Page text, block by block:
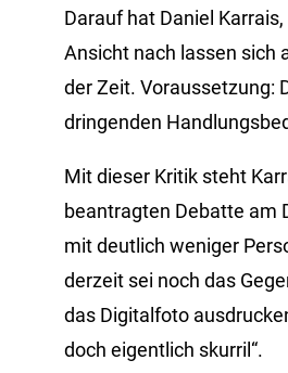
Darauf hat Daniel
Ansicht nach lassen sich
der Zeit. Voraussetzung:
dringenden
Mit dieser Kritik steht
beantragten Debatte am
mit deutlich weniger
derzeit sei noch das
das Digitalfoto
doch eigentlich skurril“.